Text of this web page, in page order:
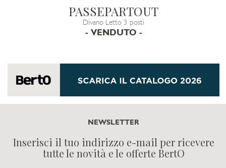
PASSEPARTOUT
Divano Letto 3 posti
- VENDUTO -
NEWSLETTER
Inserisci il tuo indirizzo e-mail per ricevere
tutte le novità e le offerte BertO